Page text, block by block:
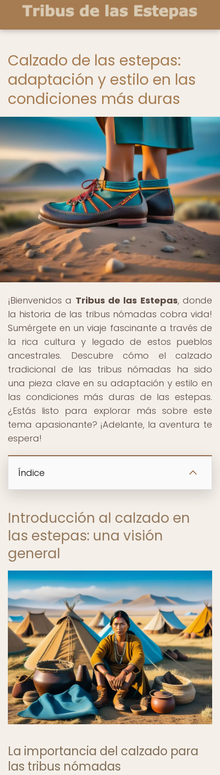
Calzado de las estepas:
adaptación y estilo en las
condiciones más duras
¡Bienvenidos a Tribus de las Estepas, donde
la historia de las tribus nómadas cobra vida!
Sumérgete en un viaje fascinante a través de
la rica cultura y legado de estos pueblos
ancestrales. Descubre cómo el calzado
tradicional de las tribus nómadas ha sido
una pieza clave en su adaptación y estilo en
las condiciones más duras de las estepas.
¿Estás listo para explorar más sobre este
tema apasionante? ¡Adelante, la aventura te
espera!
Índice
Introducción al calzado en
las estepas: una visión
general
La importancia del calzado para
las tribus nómadas